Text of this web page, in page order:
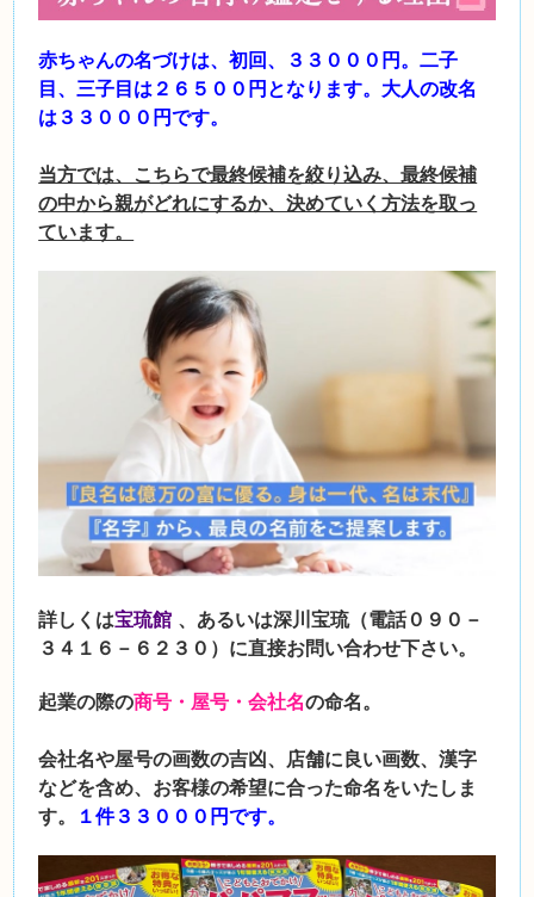
赤ちゃんの名づけは、初回、３３０００円。二子
目、三子目は２６５００円となります。大人の改名
は３３０００円です。
当方では、こちらで最終候補を絞り込み、最終候補
の中から親がどれにするか、決めていく方法を取っ
ています。
詳しくは宝琉館 、あるいは深川宝琉（電話０９０－
３４１６－６２３０）に直接お問い合わせ下さい。
起業の際の商号・屋号・会社名の命名。
会社名や屋号の画数の吉凶、店舗に良い画数、漢字
などを含め、お客様の希望に合った命名をいたしま
す。
１件３３０００円です。